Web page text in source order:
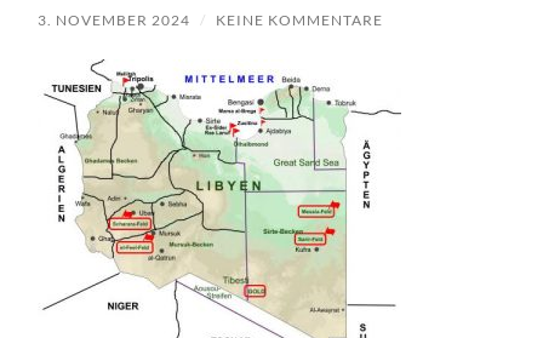
3. NOVEMBER 2024 / KEINE KOMMENTARE